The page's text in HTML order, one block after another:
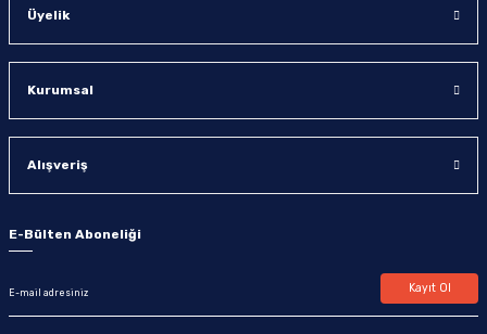
Üyelik
Kurumsal
Alışveriş
E-Bülten Aboneliği
Kayıt Ol